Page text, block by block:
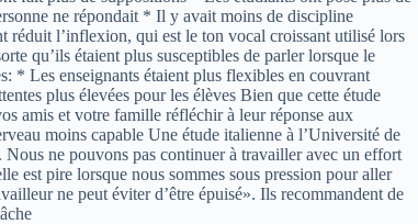
ne répondait * Il y avait moins de discipline
réduit l’inflexion, qui est le ton vocal croissant utilisé lors
qu’ils étaient plus susceptibles de parler lorsque le
* Les enseignants étaient plus flexibles en couvrant
plus élevées pour les élèves Bien que cette étude
amis et votre famille réfléchir à leur réponse aux
moins capable Une étude italienne à l’Université de
Nous ne pouvons pas continuer à travailler avec un effort
est pire lorsque nous sommes sous pression pour aller
ne peut éviter d’être épuisé». Ils recommandent de